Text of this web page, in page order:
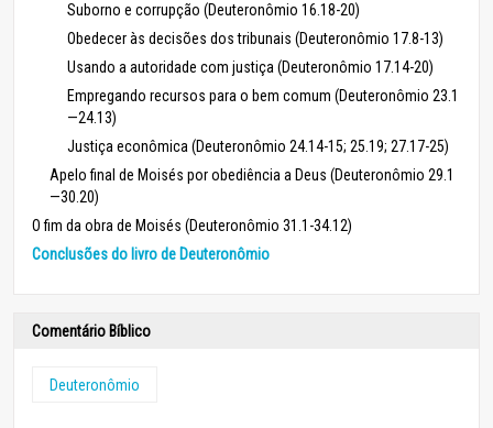
Suborno e corrupção (Deuteronômio 16.18-20)
Obedecer às decisões dos tribunais (Deuteronômio 17.8-13)
Usando a autoridade com justiça (Deuteronômio 17.14-20)
Empregando recursos para o bem comum (Deuteronômio 23.1
—24.13)
Justiça econômica (Deuteronômio 24.14-15; 25.19; 27.17-25)
Apelo final de Moisés por obediência a Deus (Deuteronômio 29.1
—30.20)
O fim da obra de Moisés (Deuteronômio 31.1-34.12)
Conclusões do livro de Deuteronômio
Comentário Bíblico
Deuteronômio